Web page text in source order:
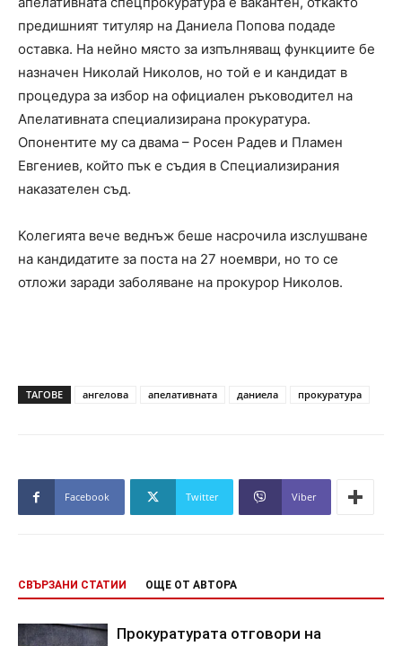
предишният титуляр на Даниела Попова подаде
оставка. На нейно място за изпълняващ функциите бе
назначен Николай Николов, но той е и кандидат в
процедура за избор на официален ръководител на
Апелативната специализирана прокуратура.
Опонентите му са двама – Росен Радев и Пламен
Евгениев, който пък е съдия в Специализирания
наказателен съд.
Колегията вече веднъж беше насрочила изслушване
на кандидатите за поста на 27 ноември, но то се
отложи заради заболяване на прокурор Николов.
ТАГОВЕ ангелова апелативната даниела прокуратура
Facebook Twitter Viber
СВЪРЗАНИ СТАТИИ ОЩЕ ОТ АВТОРА
Прокуратурата отговори на